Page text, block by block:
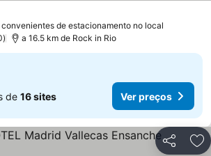
de estacionamento no local
a 16.5 km de Rock in Rio
de 16 sites Ver preços
Partilhar